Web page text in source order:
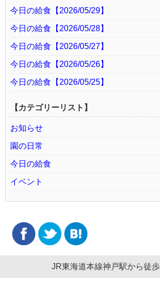
今日の給食【2026/05/29】
今日の給食【2026/05/28】
今日の給食【2026/05/27】
今日の給食【2026/05/26】
今日の給食【2026/05/25】
【カテゴリーリスト】
お知らせ
園の日常
今日の給食
イベント
JR東海道本線神戸駅から徒